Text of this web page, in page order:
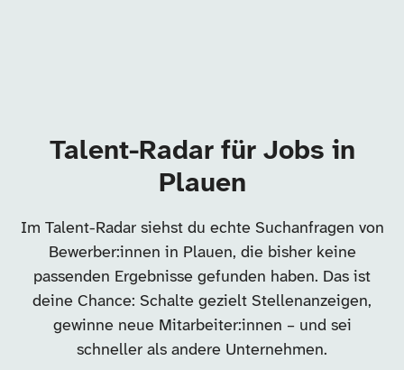
Talent-Radar für Jobs in
Plauen
Im Talent-Radar siehst du echte Suchanfragen von
Bewerber:innen in Plauen, die bisher keine
passenden Ergebnisse gefunden haben. Das ist
deine Chance: Schalte gezielt Stellenanzeigen,
gewinne neue Mitarbeiter:innen – und sei
schneller als andere Unternehmen.